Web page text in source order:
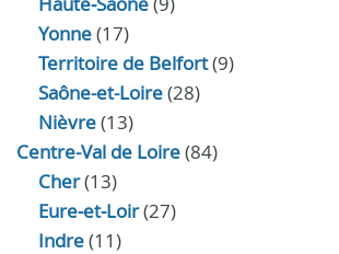
Yonne(17)
Territoire de Belfort(9)
Saône-et-Loire(28)
Nièvre(13)
Centre-Val de Loire(84)
Cher(13)
Eure‑et‑Loir(27)
Indre(11)